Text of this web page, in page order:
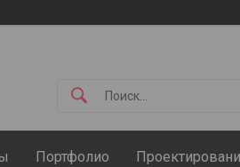
Портфолио